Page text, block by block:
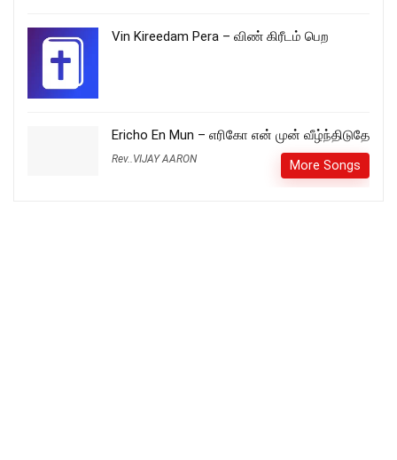
Vin Kireedam Pera – விண் கிரீடம் பெற
Ericho En Mun – எரிகோ என் முன் வீழ்ந்திடுதே
Rev..VIJAY AARON More Songs